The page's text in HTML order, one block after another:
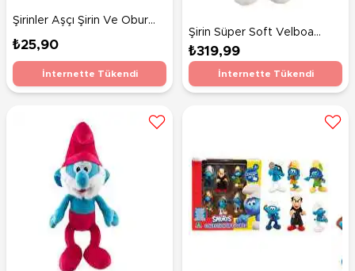
Şirinler Aşçı Şirin Ve Obur
Şirin İkili Figür
₺25,90
İnternette Tükendi
Şirin Süper Soft Velboa
Peluş 25 Cm
₺319,99
İnternette Tükendi